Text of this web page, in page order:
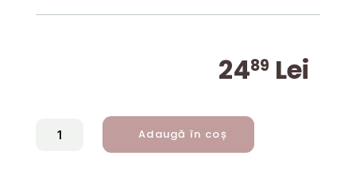
2489 Lei
Adaugă în coș